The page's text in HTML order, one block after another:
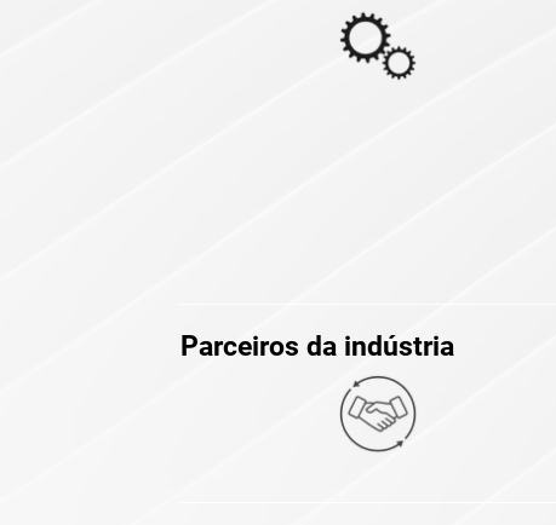
Parceiros da indústria